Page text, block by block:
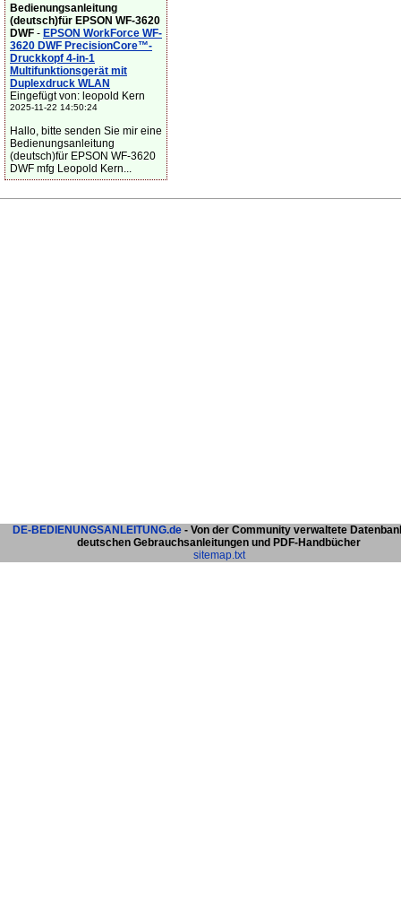
Bedienungsanleitung
(deutsch)für EPSON WF-3620
DWF - EPSON WorkForce WF-
3620 DWF PrecisionCore™-
Druckkopf 4-in-1
Multifunktionsgerät mit
Duplexdruck WLAN
Eingefügt von: leopold Kern
2025-11-22 14:50:24
Hallo, bitte senden Sie mir eine
Bedienungsanleitung
(deutsch)für EPSON WF-3620
DWF mfg Leopold Kern...
DE-BEDIENUNGSANLEITUNG.de - Von der Community verwaltete
deutschen Gebrauchsanleitungen und PDF-Handbücher
sitemap.txt